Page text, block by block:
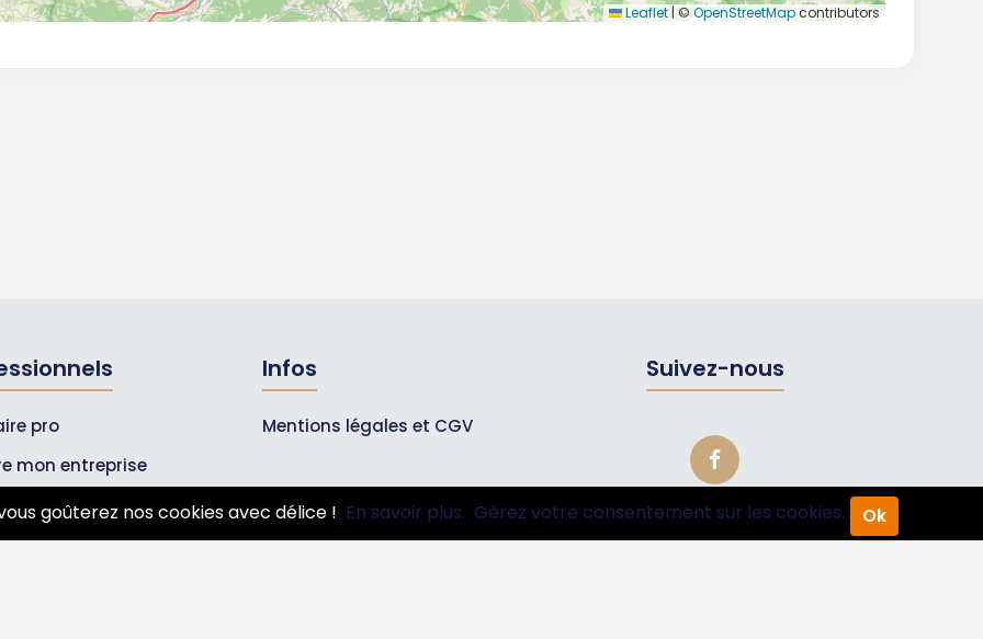
Leaflet | © OpenStreetMapcontributors
pro
mon entreprise
Pros
Infos
Mentions légales et CGV
Suivez-nous
goûterez nos cookies avec délice ! En savoir plus. Gérez votre consentement sur les cookies. Ok